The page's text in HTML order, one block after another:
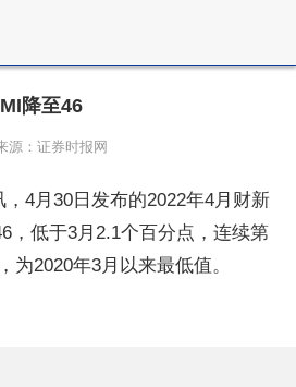
降至46
源：证券时报网
4月30日发布的2022年4月财新
，低于3月2.1个百分点，连续第
为2020年3月以来最低值。